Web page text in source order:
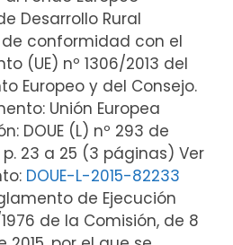
Desarrollo Rural
de conformidad con el
(UE) nº 1306/2013 del
Europeo y del Consejo.
Unión Europea
DOUE (L) nº 293 de
p. 23 a 25 (3 páginas) Ver
DOUE-L-2015-82233
de Ejecución
1976 de la Comisión, de 8